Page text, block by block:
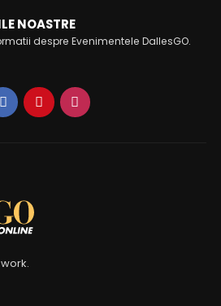
NOASTRE
despre Evenimentele DallesGO.